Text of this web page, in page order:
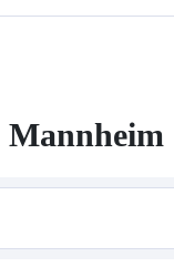
Mannheim